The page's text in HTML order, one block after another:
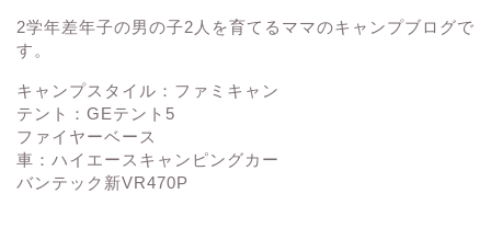
2学年差年子の男の子2人を育てるママのキャンプブログで
す。
キャンプスタイル：ファミキャン
テント：GEテント5
ファイヤーベース
車：ハイエースキャンピングカー
バンテック新VR470P